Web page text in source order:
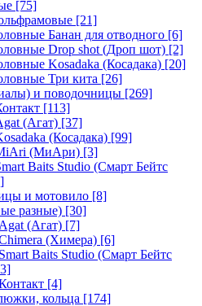
[75]
[21]
Банан для отводного [6]
Drop shot (Дроп шот) [2]
Kosadaka (Косадака) [20]
Три кита [26]
и поводочницы [269]
[113]
(Агат) [37]
(Косадака) [99]
(МиАри) [3]
Baits Studio (Смарт Бейтс
и мотовило [8]
разные) [30]
(Агат) [7]
(Химера) [6]
Baits Studio (Смарт Бейтс
[4]
кольца [174]